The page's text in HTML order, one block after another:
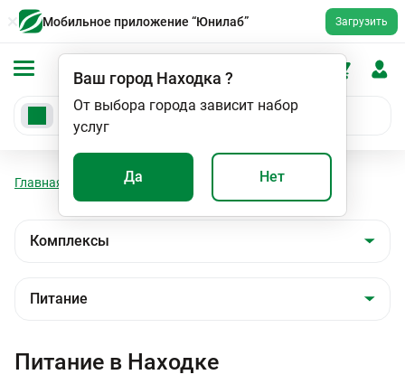
Мобильное приложение “Юнилаб” Загрузить
Ваш город Находка ?
От выбора города зависит набор
услуг
Да Нет
Главная Анализы Питание
Питание в Находке